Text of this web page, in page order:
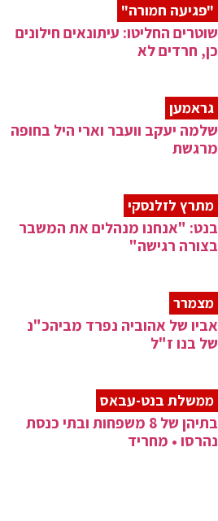
"פגיעה חמורה"
שוטרים החליטו: עיתונאים חילונים
כן, חרדים לא
גראמען
שלמה יעקב וועבר וארי היל בחופה
מרגשת
מתרץ לזלנסקי
בנט: "אנחנו מנהלים את המשבר
בצורה רגישה"
מצמרר
אביו של אהוביה נפרד מביהכ"נ
של בנו ז"ל
ממשלת בנט-עבאס
בתיהן של 8 משפחות ובתי כנסת
נהרסו • מחריד